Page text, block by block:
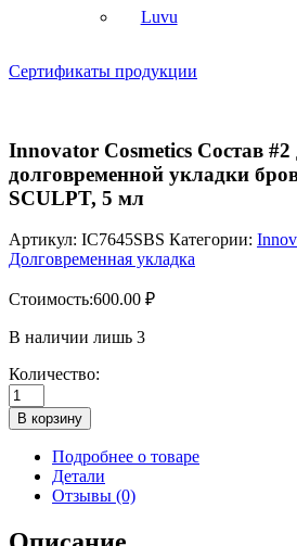
Luvu
Сертификаты продукции
Innovator Cosmetics Состав #2
долговременной укладки
SCULPT, 5 мл
Артикул: IC7645SBS Категории:
Долговременная укладка
Стоимость:600.00 ₽
В наличии лишь 3
Количество:
Количество
товара
Innovator
Cosmetics
Состав
долговременной
В корзину
Подробнее о товаре
Детали
Отзывы (0)